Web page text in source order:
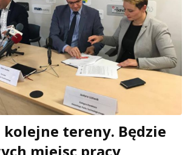
kolejne tereny. Będzie
miejsc pracy